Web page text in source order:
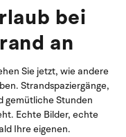
bei
an
Sie jetzt, wie andere
Strandspaziergänge,
gemütliche Stunden
Echte Bilder, echte
Ihre eigenen.